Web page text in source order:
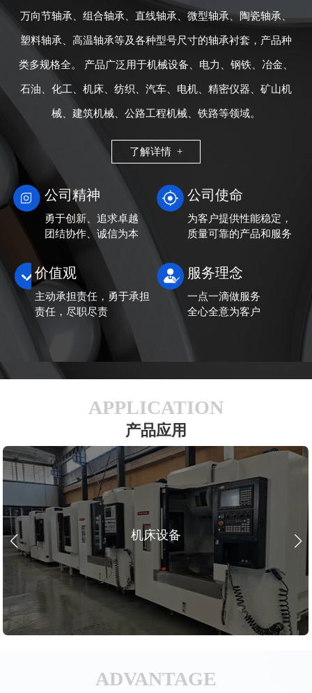
万向节轴承、组合轴承、直线轴承、微型轴承、陶瓷轴承、
塑料轴承、高温轴承等及各种型号尺寸的轴承衬套，产品种
类多规格全。 产品广泛用于机械设备、电力、钢铁、冶金、
石油、化工、机床、纺织、汽车、电机、精密仪器、矿山机
械、建筑机械、公路工程机械、铁路等领域。
了解详情 +
公司精神
勇于创新、追求卓越
团结协作、诚信为本
公司使命
为客户提供性能稳定，
质量可靠的产品和服务
价值观
主动承担责任，勇于承担
责任，尽职尽责
服务理念
一点一滴做服务
全心全意为客户
APPLICATION
产品应用
机床设备
ADVANTAGE